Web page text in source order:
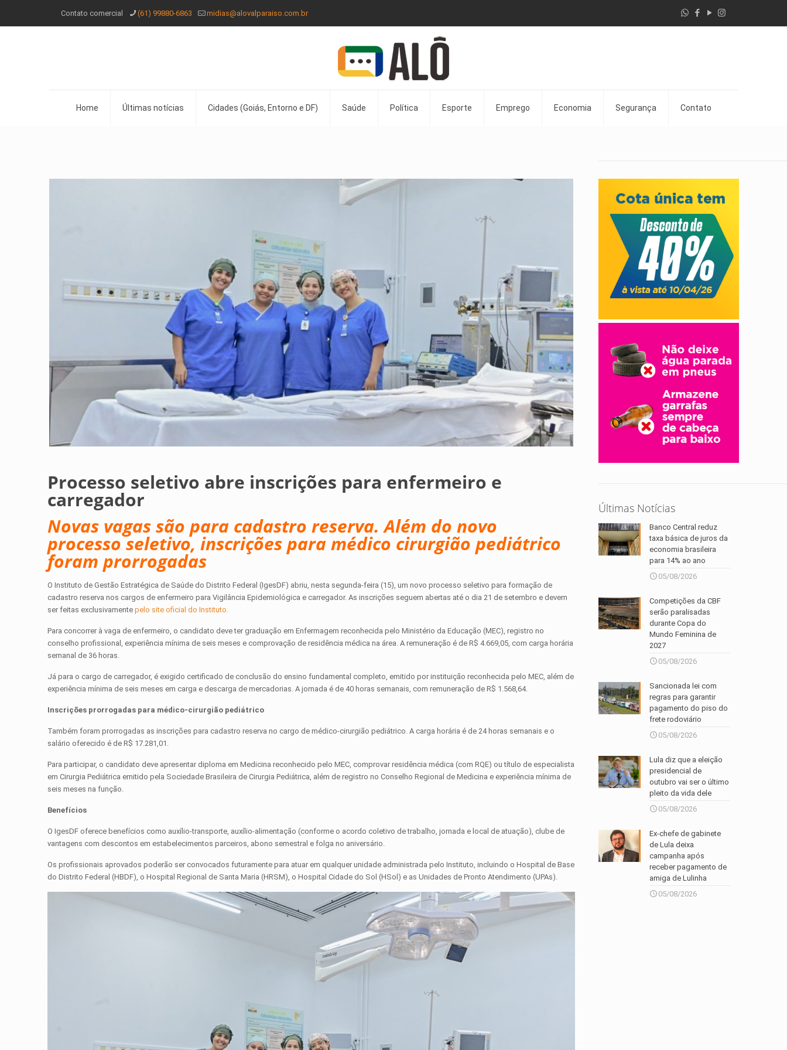
Contato comercial (61) 99880-6863 midias@alovalparaiso.com.br
Home Últimas notícias Cidades (Goiás, Entorno e DF) Saúde Política Esporte Emprego Economia Segurança Contato
Processo seletivo abre inscrições para enfermeiro e
carregador
Novas vagas são para cadastro reserva. Além do novo
processo seletivo, inscrições para médico cirurgião pediátrico
foram prorrogadas
O Instituto de Gestão Estratégica de Saúde do Distrito Federal (IgesDF) abriu, nesta segunda-feira (15), um novo processo seletivo para formação de
cadastro reserva nos cargos de enfermeiro para Vigilância Epidemiológica e carregador. As inscrições seguem abertas até o dia 21 de setembro e devem
ser feitas exclusivamentepelo site oficial do Instituto.
Para concorrer à vaga de enfermeiro, o candidato deve ter graduação em Enfermagem reconhecida pelo Ministério da Educação (MEC), registro no
conselho profissional, experiência mínima de seis meses e comprovação de residência médica na área. A remuneração é de R$ 4.669,05, com carga horária
semanal de 36 horas.
Já para o cargo de carregador, é exigido certificado de conclusão do ensino fundamental completo, emitido por instituição reconhecida pelo MEC, além de
experiência mínima de seis meses em carga e descarga de mercadorias. A jornada é de 40 horas semanais, com remuneração de R$ 1.568,64.
Inscrições prorrogadas para médico-cirurgião pediátrico
Também foram prorrogadas as inscrições para cadastro reserva no cargo de médico-cirurgião pediátrico. A carga horária é de 24 horas semanais e o
salário oferecido é de R$ 17.281,01.
Para participar, o candidato deve apresentar diploma em Medicina reconhecido pelo MEC, comprovar residência médica (com RQE) ou título de especialista
em Cirurgia Pediátrica emitido pela Sociedade Brasileira de Cirurgia Pediátrica, além de registro no Conselho Regional de Medicina e experiência mínima de
seis meses na função.
Benefícios
O IgesDF oferece benefícios como auxílio-transporte, auxílio-alimentação (conforme o acordo coletivo de trabalho, jornada e local de atuação), clube de
vantagens com descontos em estabelecimentos parceiros, abono semestral e folga no aniversário.
Os profissionais aprovados poderão ser convocados futuramente para atuar em qualquer unidade administrada pelo Instituto, incluindo o Hospital de Base
do Distrito Federal (HBDF), o Hospital Regional de Santa Maria (HRSM), o Hospital Cidade do Sol (HSol) e as Unidades de Pronto Atendimento (UPAs).
Últimas Notícias
Banco Central reduz
taxa básica de juros da
economia brasileira
para 14% ao ano
05/08/2026
Competições da CBF
serão paralisadas
durante Copa do
Mundo Feminina de
2027
05/08/2026
Sancionada lei com
regras para garantir
pagamento do piso do
frete rodoviário
05/08/2026
Lula diz que a eleição
presidencial de
outubro vai ser o último
pleito da vida dele
05/08/2026
Ex-chefe de gabinete
de Lula deixa
campanha após
receber pagamento de
amiga de Lulinha
05/08/2026